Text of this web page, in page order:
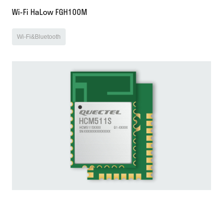
Wi-Fi HaLow FGH100M
Wi-Fi&Bluetooth